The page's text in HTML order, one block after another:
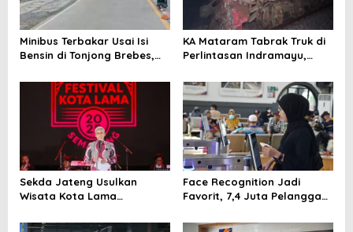
Minibus Terbakar Usai Isi
Bensin di Tonjong Brebes,
KA Mataram Tabrak Truk di
Perlintasan Indramayu,
Perjalanan Terganggu
Sekda Jateng Usulkan
Wisata Kota Lama
dengan Lawang Sewu
Face Recognition Jadi
Favorit, 7,4 Juta Pelanggan
Tanpa Cetak Tiket